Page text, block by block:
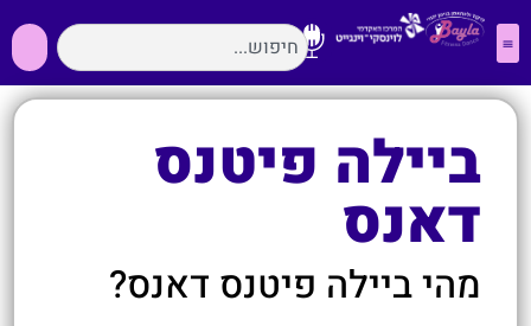
ביילה פיטנס
דאנס
מהי ביילה פיטנס דאנס?